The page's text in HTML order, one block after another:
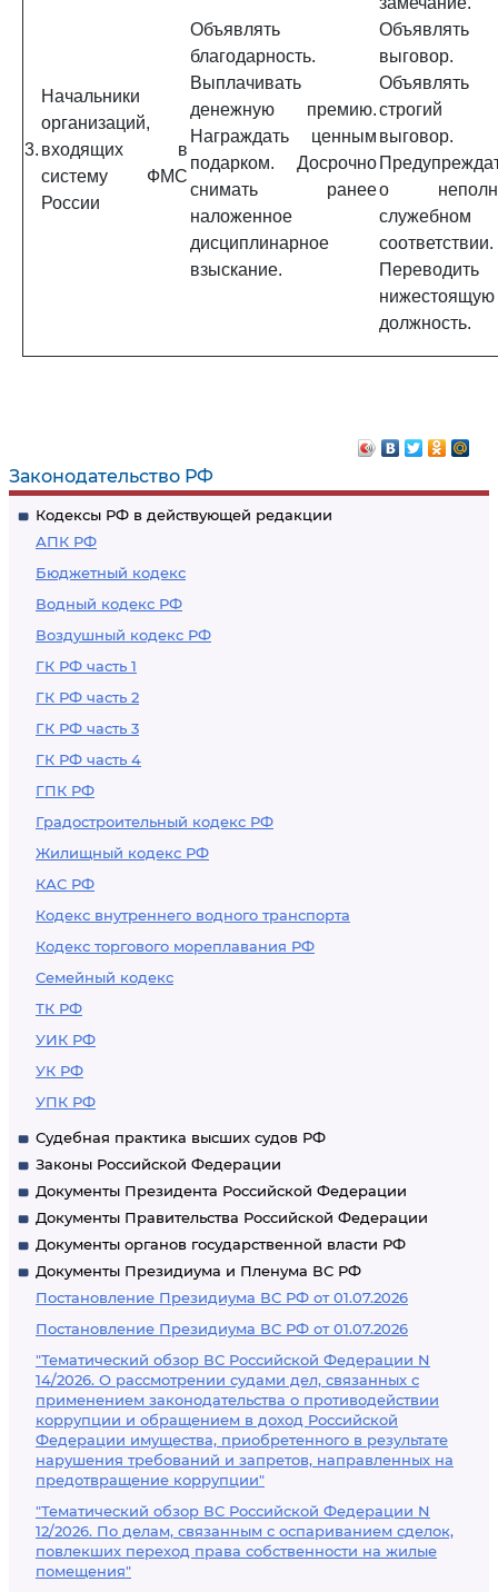
Законодательство РФ
Кодексы РФ в действующей редакции
АПК РФ
Бюджетный кодекс
Водный кодекс РФ
Воздушный кодекс РФ
ГК РФ часть 1
ГК РФ часть 2
ГК РФ часть 3
ГК РФ часть 4
ГПК РФ
Градостроительный кодекс РФ
Жилищный кодекс РФ
КАС РФ
Кодекс внутреннего водного транспорта
Кодекс торгового мореплавания РФ
Семейный кодекс
ТК РФ
УИК РФ
УК РФ
УПК РФ
Судебная практика высших судов РФ
Законы Российской Федерации
Документы Президента Российской Федерации
Документы Правительства Российской Федерации
Документы органов государственной власти РФ
Документы Президиума и Пленума ВС РФ
Постановление Президиума ВС РФ от 01.07.2026
Постановление Президиума ВС РФ от 01.07.2026
"Тематический обзор ВС Российской Федерации N
14/2026. О рассмотрении судами дел, связанных с
применением законодательства о противодействии
коррупции и обращением в доход Российской
Федерации имущества, приобретенного в результате
нарушения требований и запретов, направленных на
предотвращение коррупции"
"Тематический обзор ВС Российской Федерации N
12/2026. По делам, связанным с оспариванием сделок,
повлекших переход права собственности на жилые
помещения"
3.
Начальники
организаций,
входящих в
систему ФМС
России
Объявлять
благодарность.
Выплачивать
денежную премию.
Награждать ценным
подарком. Досрочно
снимать ранее
наложенное
дисциплинарное
взыскание.
Объявлять
выговор.
Объявлять
строгий
выговор.
о
служебном
соответствии.
Переводить
нижестоящую
должность.